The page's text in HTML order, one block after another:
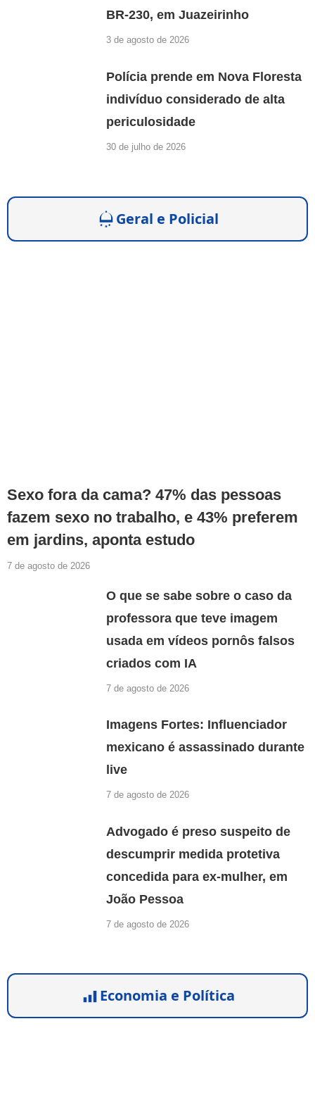
BR-230, em Juazeirinho
3 de agosto de 2026
Polícia prende em Nova Floresta
indivíduo considerado de alta
periculosidade
30 de julho de 2026
Geral e Policial
Sexo fora da cama? 47% das pessoas
fazem sexo no trabalho, e 43% preferem
em jardins, aponta estudo
7 de agosto de 2026
O que se sabe sobre o caso da
professora que teve imagem
usada em vídeos pornôs falsos
criados com IA
7 de agosto de 2026
Imagens Fortes: Influenciador
mexicano é assassinado durante
live
7 de agosto de 2026
Advogado é preso suspeito de
descumprir medida protetiva
concedida para ex-mulher, em
João Pessoa
7 de agosto de 2026
Economia e Política